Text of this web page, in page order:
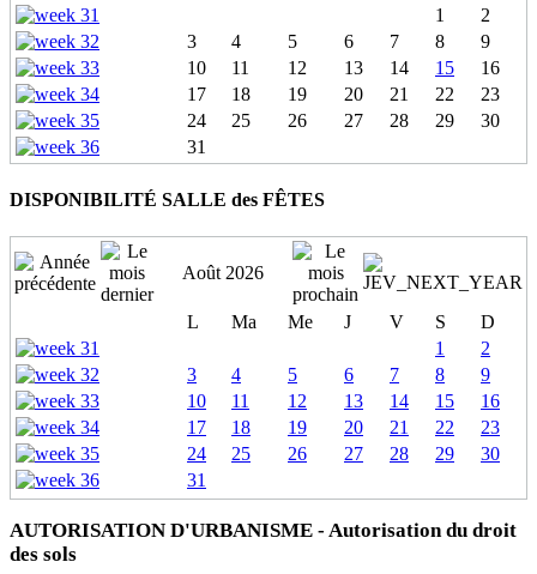
1
2
3
4 5 6 7 8
9
10
11 12 13 14 15
16
17
18 19 20 21 22
23
24
25 26 27 28 29
30
31
DISPONIBILITÉ SALLE des FÊTES
Août 2026
L Ma Me J V S
D
1
2
3
4 5 6 7 8
9
10
11 12 13 14 15
16
17
18 19 20 21 22
23
24
25 26 27 28 29
30
31
AUTORISATION D'URBANISME - Autorisation du droit
des sols